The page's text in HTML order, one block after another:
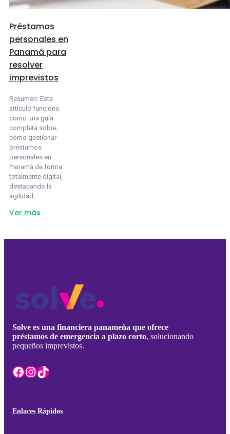
Préstamos
personales en
Panamá para
resolver
imprevistos
Resumen: Este
artículo funciona
como una guía
completa sobre
cómo gestionar
préstamos
personales en
Panamá de forma
totalmente digital,
destacando la
agilidad…
Ver más
imprevistos
Solve es una financiera panameña que ofrece
préstamos de emergencia a plazo corto, solucionando
pequeños imprevistos.
Facebook InstagramTikTok
Enlaces Rápidos